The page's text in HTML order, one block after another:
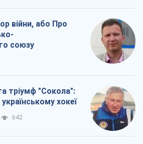
війни, або Про
союзу
тріумф "Сокола":
хокеї
642